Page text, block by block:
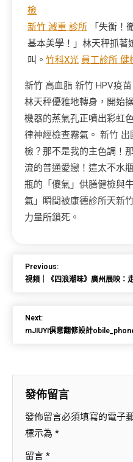
檢
新竹 減重 診所 「失衡！
基本美學！」林天秤抓著
叫。 竹科X光 員工診所 健
新竹 高血脂 新竹 HPV疫苗
林天秤優雅地轉身，開始
機器的蒸氣孔正噴出彩虹
律神經檢查霧氣。 新竹 出
檢 ？那不是我的主色調！
流的普通愛戀！這太不水
瓶的「傻氣」 供膳健檢與
氣」瞬間被康德診所天新
力量所鎖死。
Previous:
視頻｜《四浪潮味》廣州展映：
Next:
mJIUYI俱意翻修設計
發佈留言
發佈留言必須填寫的電子
標示為 *
留言 *